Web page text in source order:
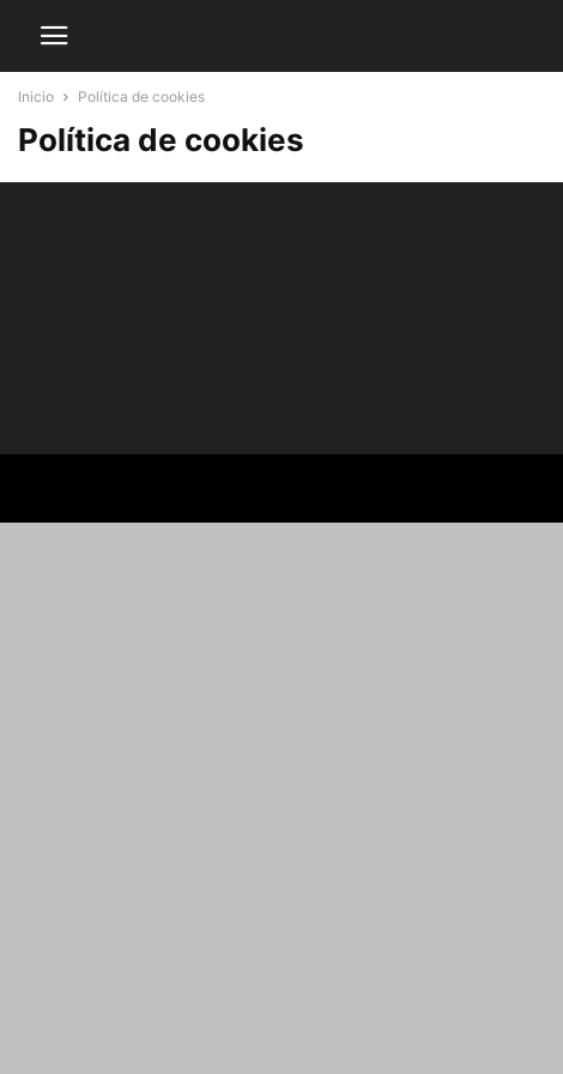
Inicio Política de cookies
Política de cookies